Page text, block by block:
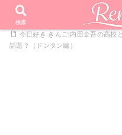
PR
ホーム 恋愛リアリティ
今日好き きんご|内田金吾の高校
話題？（ドンタン編）
検索